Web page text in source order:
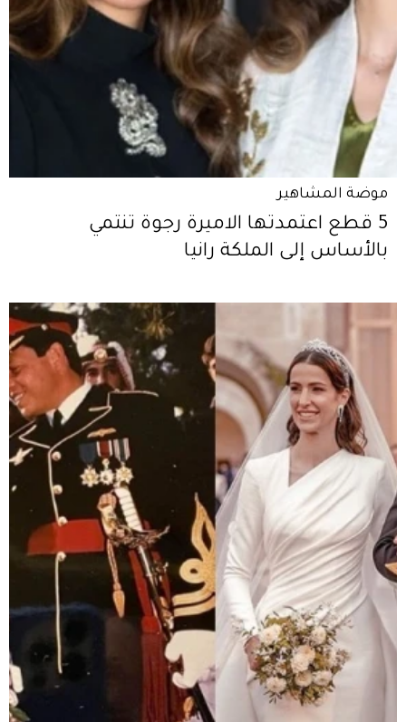
موضة المشاهير
5 قطع اعتمدتها الاميرة رجوة تنتمي
بالأساس إلى الملكة رانيا